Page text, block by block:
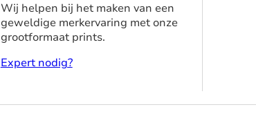
Wij helpen bij het maken van een
geweldige merkervaring met onze
grootformaat prints.
Expert nodig?